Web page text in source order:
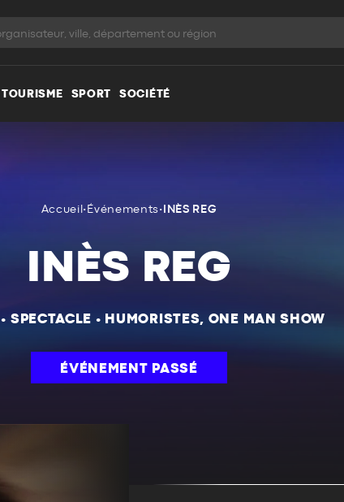
TOURISME SPORT SOCIÉTÉ
Accueil • Événements• INÈS REG
INÈS REG
• SPECTACLE • HUMORISTES, ONE MAN SHOW
ÉVÉNEMENT PASSÉ